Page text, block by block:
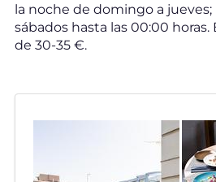
la noche de domingo a jueves;
sábados hasta las 00:00
de 30-35 €.